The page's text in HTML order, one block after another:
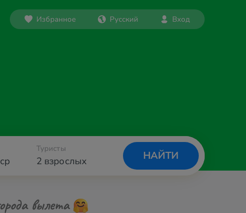
Избранное Русский Вход
ср 2 взрослых
Туристы
НАЙТИ
вылета